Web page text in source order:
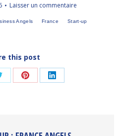
Laisser un commentaire
Angels France Start-up
this post
PartagerPartager